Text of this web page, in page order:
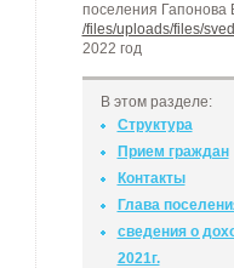
поселения Гапонова
/files/uploads/files/
2022 год
В этом разделе:
Структура
Прием граждан
Контакты
Глава
сведения о
2021г.